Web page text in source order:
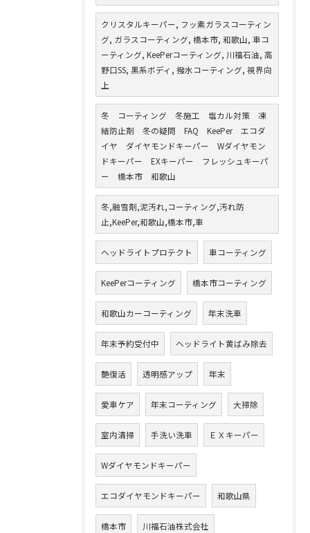
クリスタルキーパー, フッ素ガラスコーティン
グ, ガラスコーティング, 橋本市, 和歌山, 車コ
ーティング, KeePerコーティング, 川福石油, 高
野口SS, 黒系ボディ, 撥水コーティング, 視界向
上
冬 コーティング 冬施工 塩カル対策 凍
結防止剤 冬の疑問 FAQ KeePer エコダ
イヤ ダイヤモンドキーパー Wダイヤモン
ドキーパー EXキーパー フレッシュキーパ
ー 橋本市 和歌山
冬,融雪剤,泥汚れ,コーティング,汚れ防
止,KeePer,和歌山,橋本市,車
ヘッドライトプロテクト 車コーティング
KeePerコーティング 橋本市コーティング
和歌山カーコーティング 年末洗車
年末予約受付中 ヘッドライト黄ばみ除去
艶復活 透明感アップ 年末
愛車ケア 年末コーティング 大掃除
室内清掃 手洗い洗車 ＥＸキーパー
Wダイヤモンドキーパー
エコダイヤモンドキーパー 和歌山県
橋本市 川福石油株式会社